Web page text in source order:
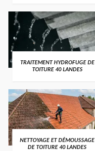
TRAITEMENT HYDROFUGE DE
TOITURE 40 LANDES
NETTOYAGE ET DÉMOUSSAGE
DE TOITURE 40 LANDES